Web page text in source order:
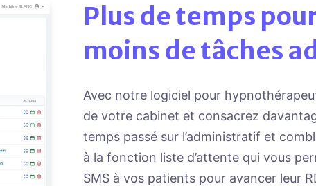
Plus de temps
moins de tâches
Avec notre logiciel pour
de votre cabinet et consacrez
temps passé sur l’administratif et
à la fonction liste d’attente qui vous
SMS à vos patients pour avancer leur